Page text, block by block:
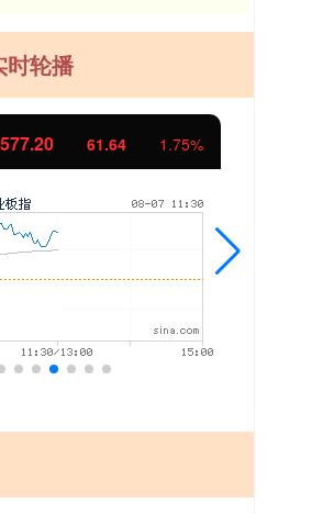
时轮播
6.90 0.10%